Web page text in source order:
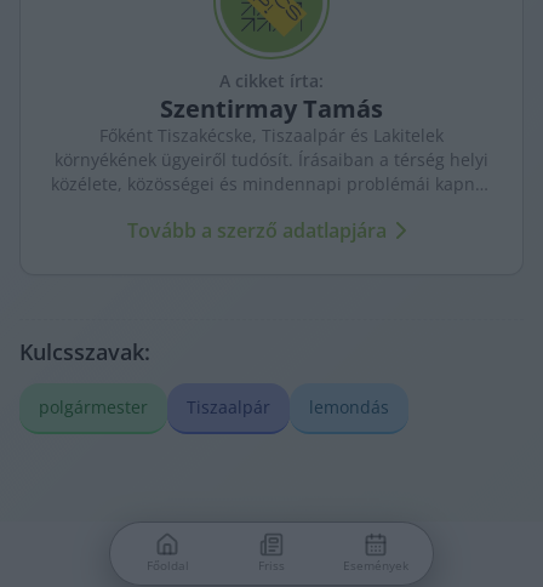
A cikket írta:
SzentirmayTamás
Főként Tiszakécske, Tiszaalpár és Lakitelek
környékének ügyeiről tudósít. Írásaiban a térség helyi
közélete, közösségei és mindennapi problémái kapnak
Tovább a szerző adatlapjára
Kulcsszavak:
polgármester Tiszaalpár lemondás
Főoldal Friss Események